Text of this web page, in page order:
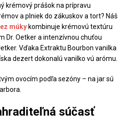
krémový prášok na prípravu
a plniek do zákuskov a tort? Náš
múky kombinuje krémovú textúru
Dr. Oetker a intenzívnou chuťou
Vďaka Extraktu Bourbon vanilka
dezert dokonalú vanilko vú arómu.
ovocím podľa sezóny – na jar sú
súčasť